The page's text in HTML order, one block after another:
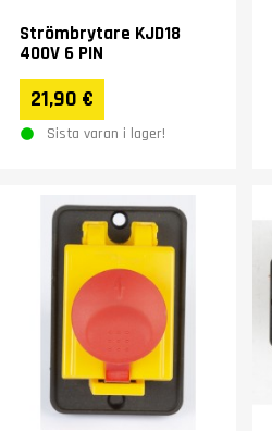
Strömbrytare KJD18
400V 6 PIN
21,90 €
Sista varan i lager!